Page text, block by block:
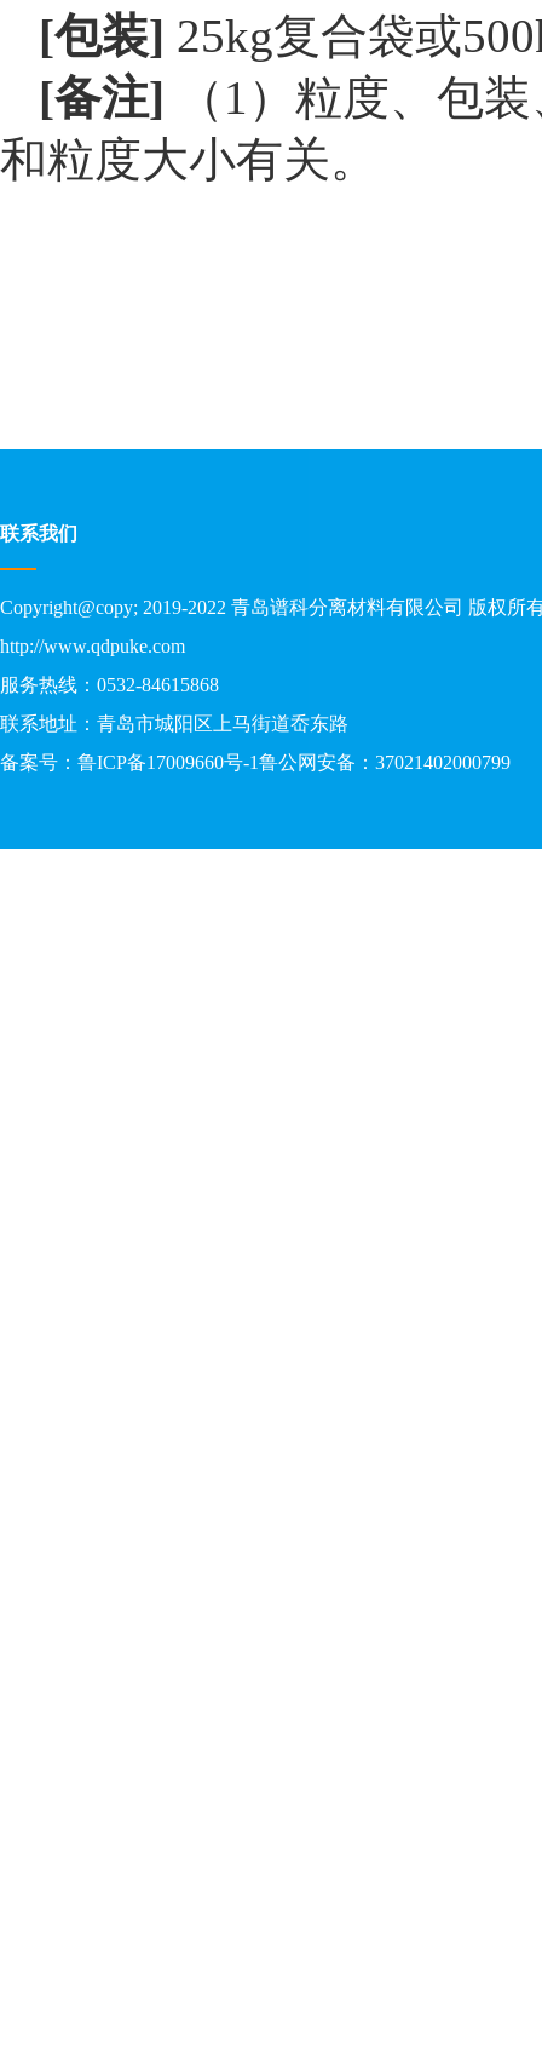
[包装] 25kg复合袋或
[备注] （1）粒度、包
和粒度大小有关。
联系我们
Copyright@copy; 2019-2022 青岛谱科分离材料有限公司 版权所
http://www.qdpuke.com
服务热线：0532-84615868
联系地址：青岛市城阳区上马街道岙东路
备案号： 鲁ICP备17009660号-1鲁公网安备：37021402000799